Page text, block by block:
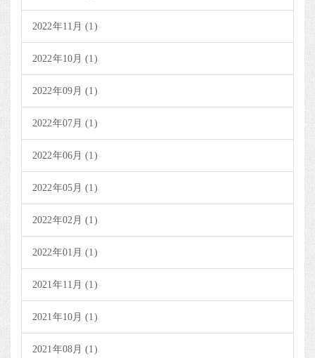
2022年11月 (1)
2022年10月 (1)
2022年09月 (1)
2022年07月 (1)
2022年06月 (1)
2022年05月 (1)
2022年02月 (1)
2022年01月 (1)
2021年11月 (1)
2021年10月 (1)
2021年08月 (1)